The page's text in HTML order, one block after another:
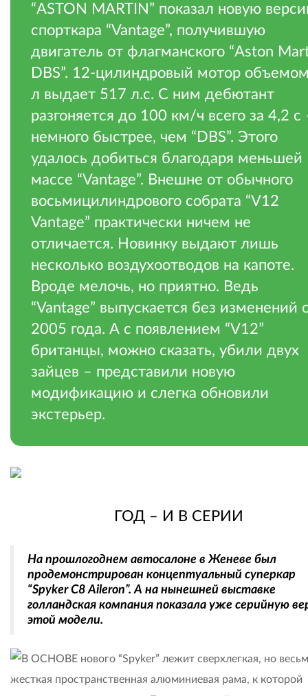
“ASTON MARTIN” показал новую
спорткара “Vantage”, получившую
двигатель от флагманского “Aston
DBS”. 12-цилиндровый мотор
л выдает 517 л.с. С ним дебютант
разгоняется до 100 км/ч всего за 4,2 с
немного быстрее, чем “DBS”. Этого
удалось добиться благодаря меньшей
массе “Vantage”. Внешне от обычного
восьмицилиндрового собрата “V12
Vantage” практически ничем не
отличается. Новинку выдают лишь
несколько воздухоотводов на капоте.
Вроде мелочь, но приятно. Ведь
“Vantage” выпускается без изменений
2005 года. А с появлением “V12”
британцы, можно сказать, убили двух
зайцев – представили новую
модификацию и слегка обновили
экстерьер.
ГОД – И В СЕРИИ
На прошлогоднем автосалоне в Женеве был
продемонстрирован концептуальный суперкар
“Spyker C8 Aileron”. А на нынешней выставке
голландская компания показала уже серийную
этой модели.
В ОСНОВЕ нового “Spyker” лежит сверхлегкая, но
жесткая пространственная алюминиевая рама, к которой